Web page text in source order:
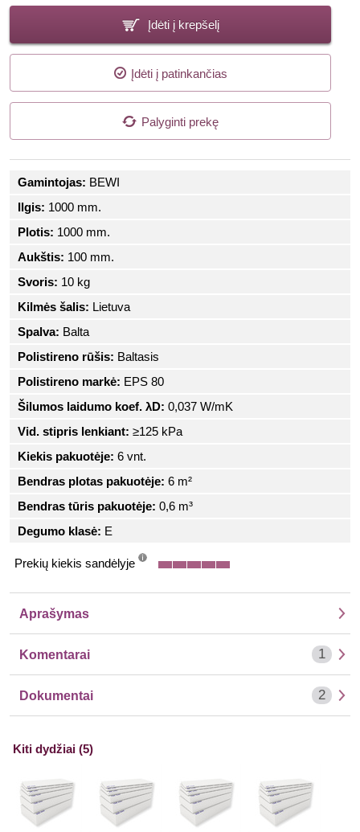
Įdėti į krepšelį
Įdėti į patinkančias
Palyginti prekę
Gamintojas: BEWI
Ilgis: 1000 mm.
Plotis: 1000 mm.
Aukštis: 100 mm.
Svoris: 10 kg
Kilmės šalis: Lietuva
Spalva: Balta
Polistireno rūšis: Baltasis
Polistireno markė: EPS 80
Šilumos laidumo koef. λD: 0,037 W/mK
Vid. stipris lenkiant: ≥125 kPa
Kiekis pakuotėje: 6 vnt.
Bendras plotas pakuotėje: 6 m²
Bendras tūris pakuotėje: 0,6 m³
Degumo klasė: E
Prekių kiekis sandėlyje
Aprašymas
Komentarai 1
Dokumentai 2
Kiti dydžiai (5)